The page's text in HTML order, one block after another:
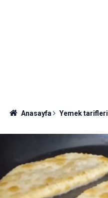
Anasayfa Yemek tarifleri